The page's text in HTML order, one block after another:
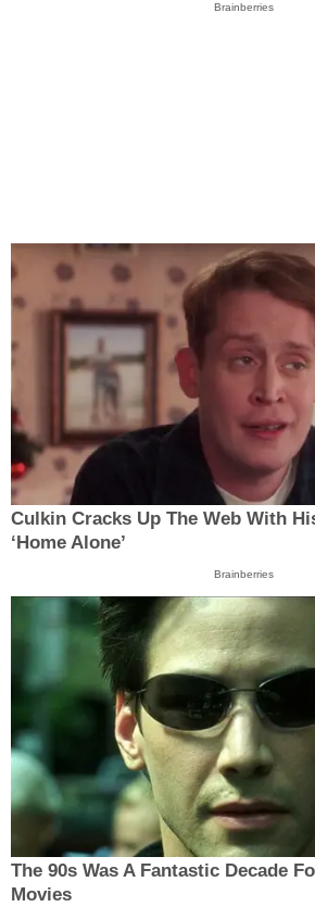
Brainberries
Culkin Cracks Up The Web With
‘Home Alone’
Brainberries
The 90s Was A Fantastic Decade
Movies